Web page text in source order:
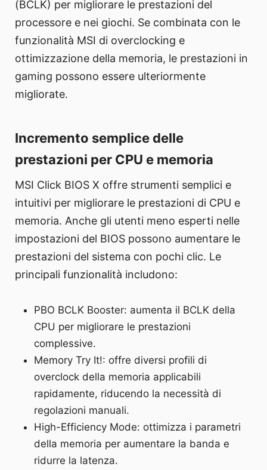
(BCLK) per migliorare le prestazioni del
processore e nei giochi. Se combinata con le
funzionalità MSI di overclocking e
ottimizzazione della memoria, le prestazioni in
gaming possono essere ulteriormente
migliorate.
Incremento semplice delle
prestazioni per CPU e memoria
MSI Click BIOS X offre strumenti semplici e
intuitivi per migliorare le prestazioni di CPU e
memoria. Anche gli utenti meno esperti nelle
impostazioni del BIOS possono aumentare le
prestazioni del sistema con pochi clic. Le
principali funzionalità includono:
PBO BCLK Booster: aumenta il BCLK della
CPU per migliorare le prestazioni
complessive.
Memory Try It!: offre diversi profili di
overclock della memoria applicabili
rapidamente, riducendo la necessità di
regolazioni manuali.
High-Efficiency Mode: ottimizza i parametri
della memoria per aumentare la banda e
ridurre la latenza.